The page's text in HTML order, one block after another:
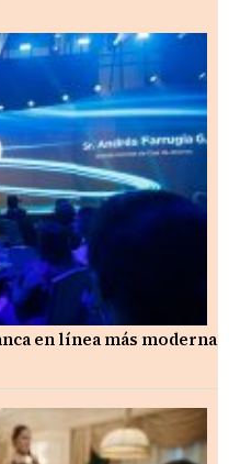
en línea más moderna